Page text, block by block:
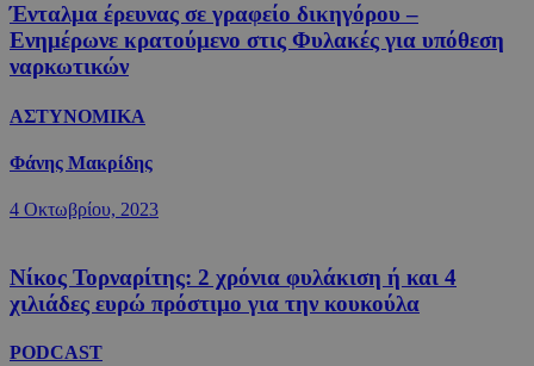
Ένταλμα έρευνας σε γραφείο δικηγόρου –
Ενημέρωνε κρατούμενο στις Φυλακές για υπόθεση
ναρκωτικών
ΑΣΤΥΝΟΜΙΚΑ
Φάνης Μακρίδης
4 Οκτωβρίου, 2023
Νίκος Τορναρίτης: 2 χρόνια φυλάκιση ή και 4
χιλιάδες ευρώ πρόστιμο για την κουκούλα
PODCAST